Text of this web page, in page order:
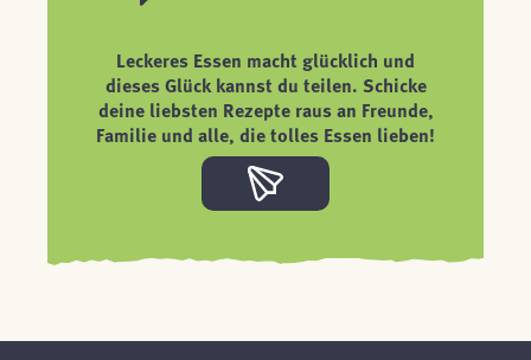
Leckeres Essen macht glücklich und
dieses Glück kannst du teilen. Schicke
deine liebsten Rezepte raus an Freunde,
Familie und alle, die tolles Essen lieben!